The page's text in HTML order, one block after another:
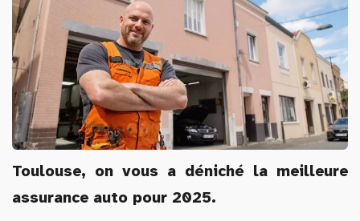
Toulouse, on vous a déniché la meilleure
assurance auto pour 2025.